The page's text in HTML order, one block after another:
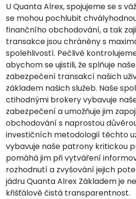
UQuanta Alrex, spojujeme se s
se mohou pochlubit
finančního obchodování, a tak
transakce jsou chráněny s
spolehlivostí. Pečlivě
abychom se ujistili, že splňuje
zabezpečení transakcí našich
základem našich služeb. Naše
ctihodnými brokery vybavuje
zabezpečení a umožňuje jim
obchodování s naprostou
investičních metodologií těchto
vybavuje naše patrony kritickou
pomáhá jim při vytváření
rozhodnutí a zvyšování jejich
jádruQuanta Alrex Základem je
křišťálově čistá transparentnost.